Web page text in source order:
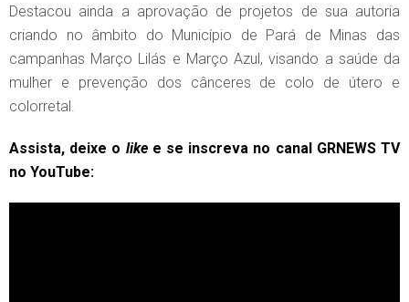
Destacou ainda a aprovação de projetos de sua autoria
criando no âmbito do Município de Pará de Minas das
campanhas Março Lilás e Março Azul, visando a saúde da
mulher e prevenção dos cânceres de colo de útero e
colorretal.
Assista, deixe o likee se inscreva no canal GRNEWS TV
no YouTube: